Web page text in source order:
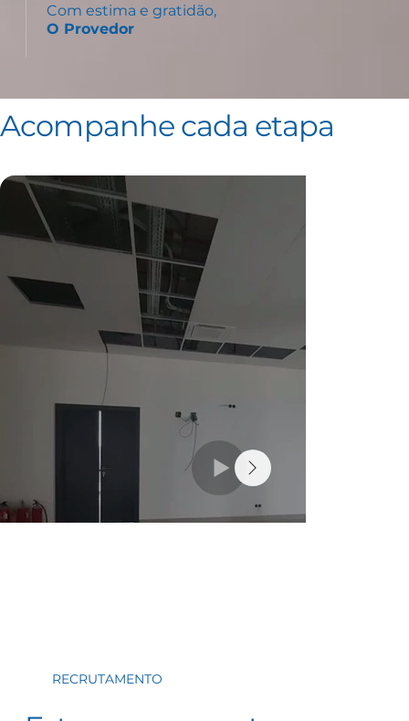
Com estima e gratidão,
O Provedor
Acompanhe cada etapa
RECRUTAMENTO